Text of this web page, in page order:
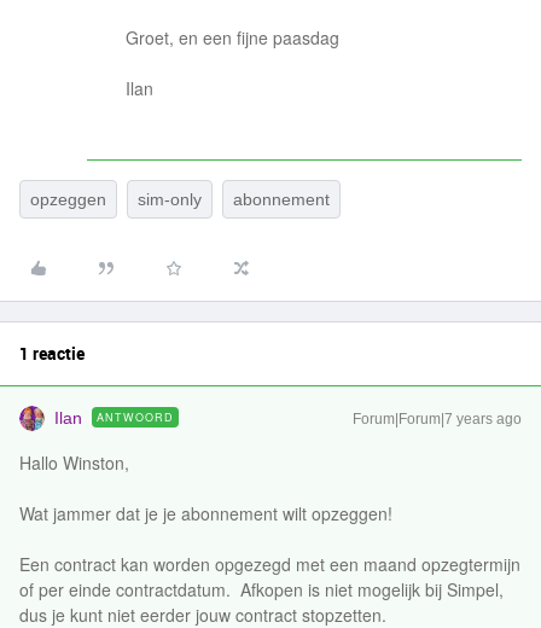
Groet, en een fijne paasdag
Ilan
opzeggen sim-only abonnement
1 reactie
Ilan ANTWOORD Forum|Forum|7 years ago
Hallo Winston,
Wat jammer dat je je abonnement wilt opzeggen!
Een contract kan worden opgezegd met een maand opzegtermijn
of per einde contractdatum. Afkopen is niet mogelijk bij Simpel,
dus je kunt niet eerder jouw contract stopzetten.